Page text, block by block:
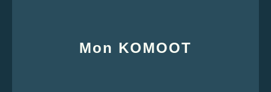
Mon KOMOOT